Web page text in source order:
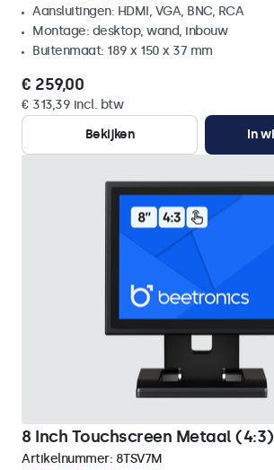
Aansluitingen: HDMI, VGA, BNC, RCA
Montage: desktop, wand, inbouw
Buitenmaat: 189 x 150 x 37 mm
€ 259,00
€ 313,39 incl. btw
Bekijken
In
8 Inch Touchscreen Metaal (4:3)
Artikelnummer: 8TSV7M